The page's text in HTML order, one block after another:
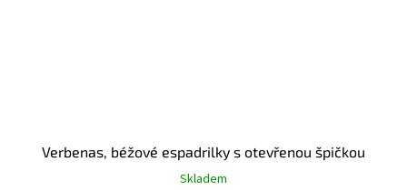
Verbenas, béžové espadrilky s otevřenou špičkou
Skladem